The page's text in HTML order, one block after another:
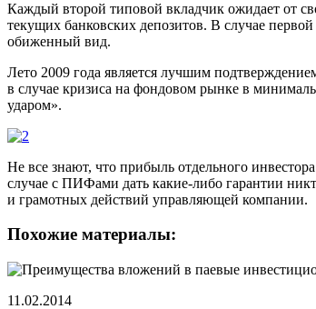
Каждый второй типовой вкладчик ожидает от
текущих банковских депозитов. В случае
обиженный вид.
Лето 2009 года является лучшим
в случае кризиса на фондовом рынке в
ударом».
Не все знают, что прибыль отдельного
случае с ПИФами дать какие-либо гарантии
и грамотных действий управляющей компании.
Похожие материалы:
11.02.2014